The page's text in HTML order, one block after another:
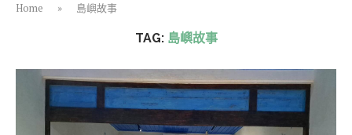
Home » 島嶼故事
TAG: 島嶼故事